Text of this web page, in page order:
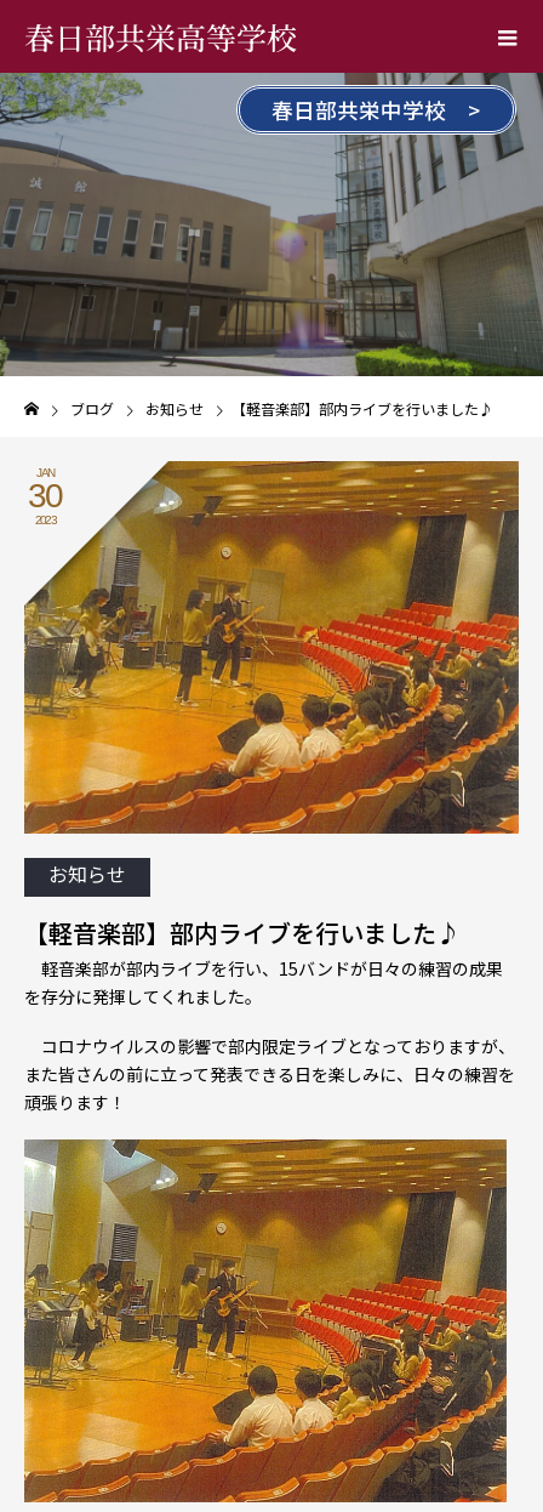
春日部共栄高等学校
春日部共栄中学校 >
ブログ お知らせ 【軽音楽部】部内ライブを行いました♪
JAN
30
2023
お知らせ
【軽音楽部】部内ライブを行いました♪
軽音楽部が部内ライブを行い、 15バンドが日々の練習の成果
を存分に発揮 して くれました。
コロナウイルスの影響で部内限定ライブとなって おり ますが、
また皆さんの前に立って発表できる日を楽しみに、日々の練習を
頑張ります！